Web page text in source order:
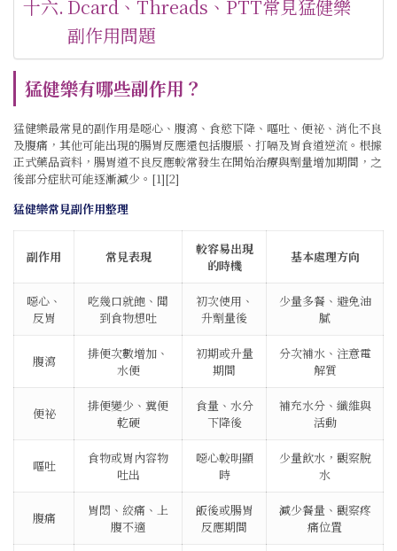
Dcard、Threads、PTT常見猛健樂
副作用問題
猛健樂有哪些副作用？
猛健樂最常見的副作用是噁心、腹瀉、食慾下降、嘔吐、便祕、消化不良
及腹痛，其他可能出現的腸胃反應還包括腹脹、打嗝及胃食道逆流。根據
正式藥品資料，腸胃道不良反應較常發生在開始治療與劑量增加期間，之
後部分症狀可能逐漸減少。[1][2]
猛健樂常見副作用整理
副作用 常見表現
較容易出現
的時機
基本處理方向
噁心、
反胃
吃幾口就飽、聞
到食物想吐
初次使用、
升劑量後
少量多餐、避免油
膩
腹瀉
排便次數增加、
水便
初期或升量
期間
分次補水、注意電
解質
便祕
排便變少、糞便
乾硬
食量、水分
下降後
補充水分、纖維與
活動
嘔吐
食物或胃內容物
吐出
噁心較明顯
時
少量飲水，觀察脫
水
腹痛
胃悶、絞痛、上
腹不適
飯後或腸胃
反應期間
減少餐量、觀察疼
痛位置